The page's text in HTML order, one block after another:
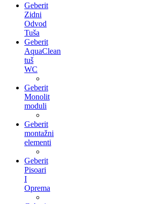
Geberit
Zidni
Odvod
Tuša
Geberit
AquaClean
tuš
WC
Geberit
Monolit
moduli
Geberit
montažni
elementi
Geberit
Pisoari
I
Oprema